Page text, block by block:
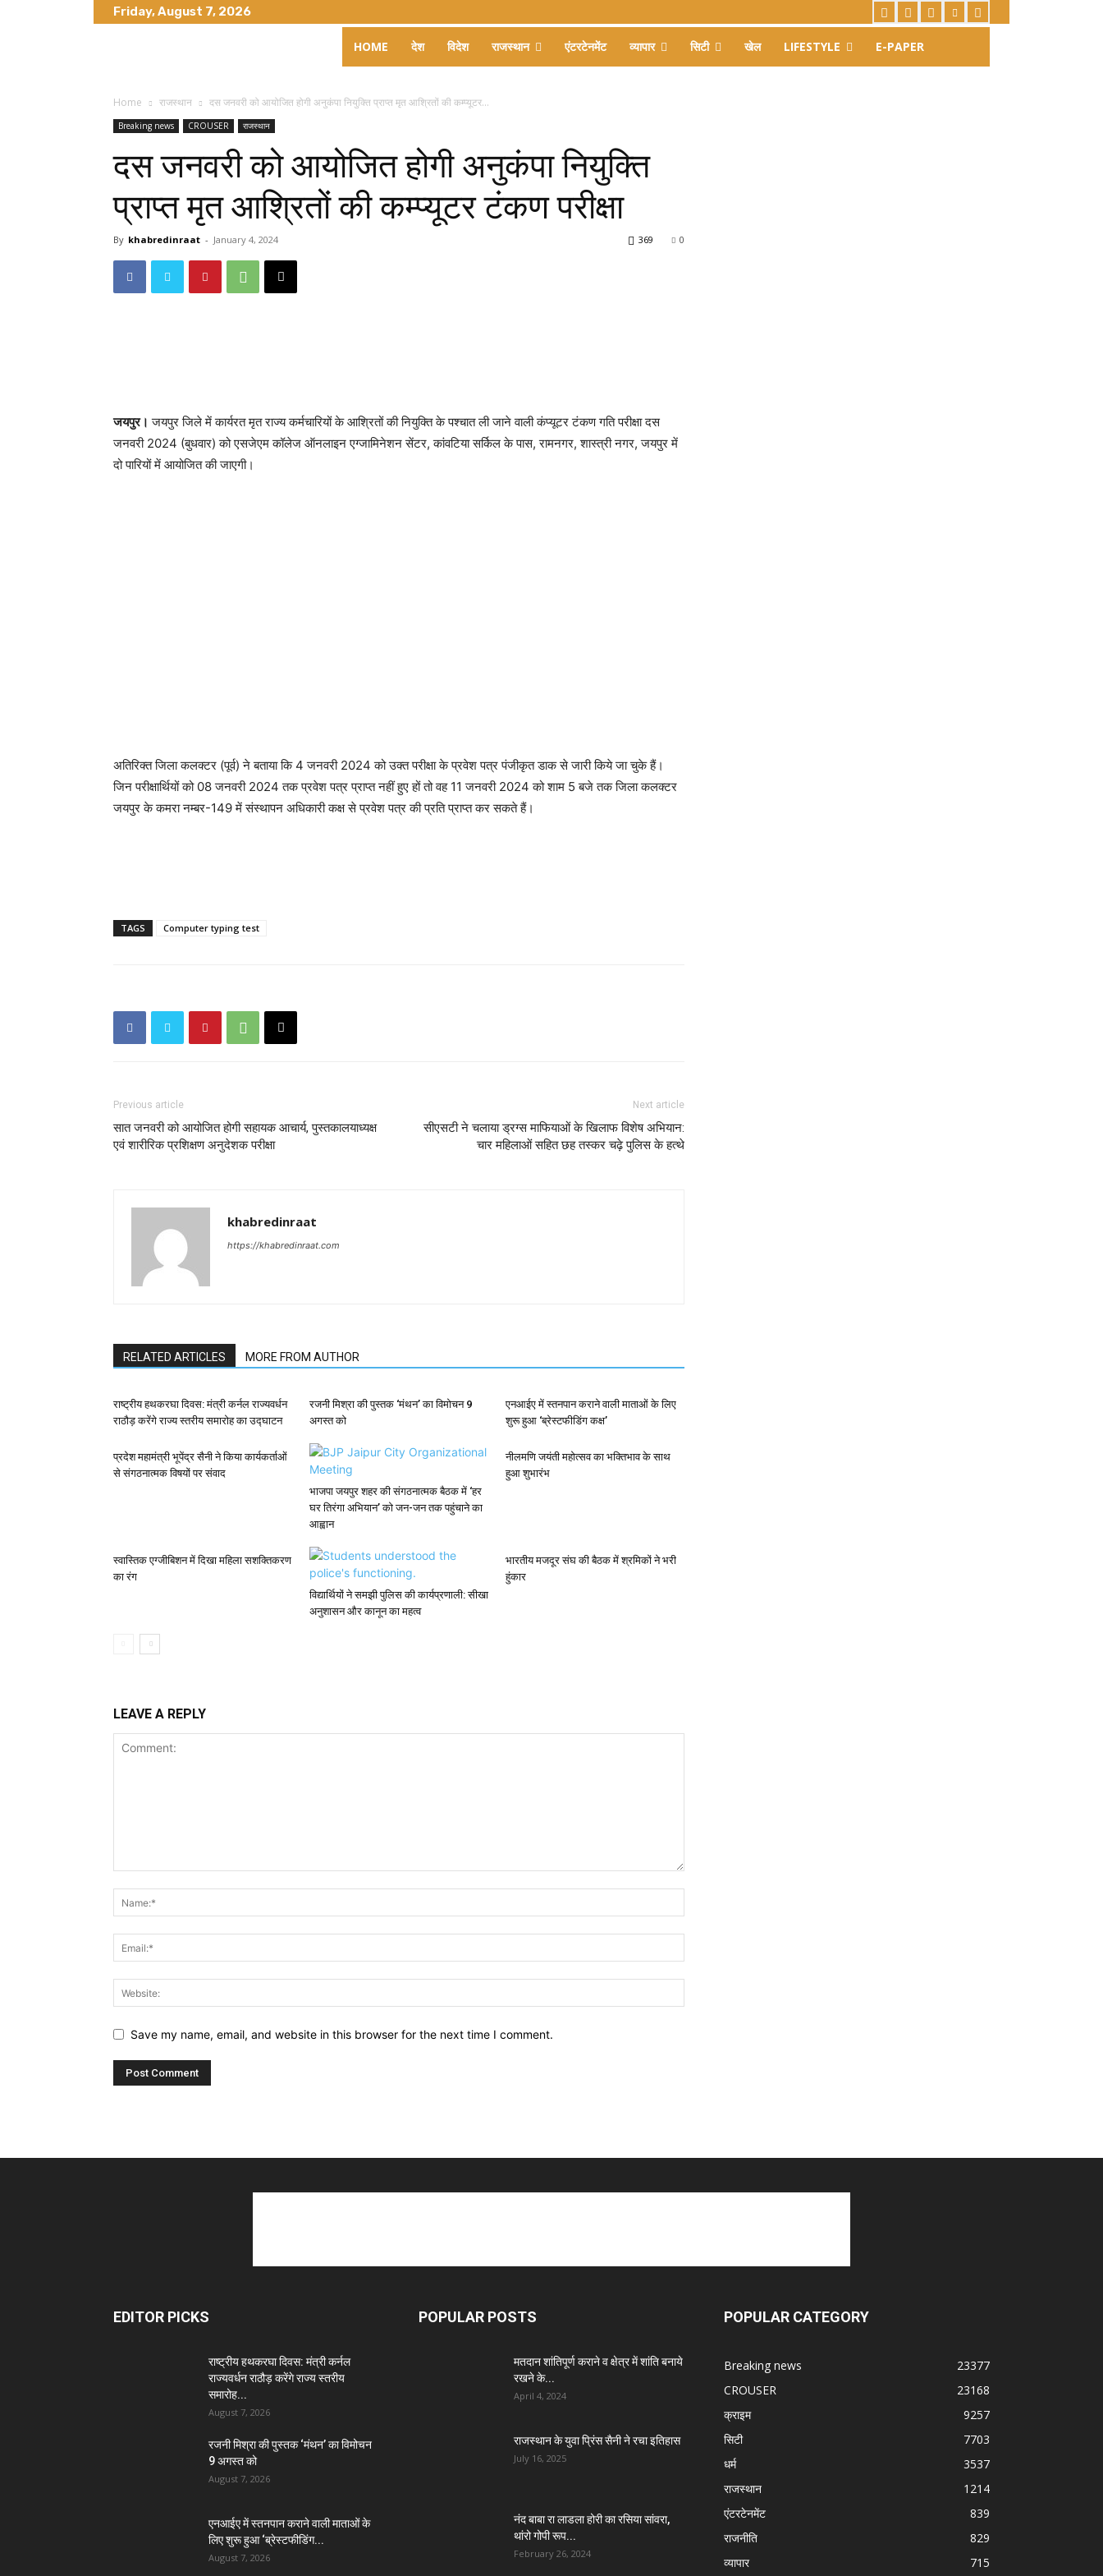
Friday, August 7, 2026
HOME देश विदेश राजस्थान एंटरटेनमेंट व्यापार सिटी खेल LIFESTYLE E-PAPER
Home राजस्थान दस जनवरी को आयोजित होगी अनुकंपा नियुक्ति प्राप्त मृत आश्रितों की कम्प्यूटर...
Breaking news CROUSER राजस्थान
दस जनवरी को आयोजित होगी अनुकंपा नियुक्ति
प्राप्त मृत आश्रितों की कम्प्यूटर टंकण परीक्षा
By khabredinraat - January 4, 2024 0
369
जयपुर। जयपुर जिले में कार्यरत मृत राज्य कर्मचारियों के आश्रितों की नियुक्ति के पश्चात ली जाने वाली कंप्यूटर टंकण गति परीक्षा दस
जनवरी 2024 (बुधवार) को एसजेएम कॉलेज ऑनलाइन एग्जामिनेशन सेंटर, कांवटिया सर्किल के पास, रामनगर, शास्त्री नगर, जयपुर में
दो पारियों में आयोजित की जाएगी।
अतिरिक्त जिला कलक्टर (पूर्व) ने बताया कि 4 जनवरी 2024 को उक्त परीक्षा के प्रवेश पत्र पंजीकृत डाक से जारी किये जा चुके हैं।
जिन परीक्षार्थियों को 08 जनवरी 2024 तक प्रवेश पत्र प्राप्त नहीं हुए हों तो वह 11 जनवरी 2024 को शाम 5 बजे तक जिला कलक्टर
जयपुर के कमरा नम्बर-149 में संस्थापन अधिकारी कक्ष से प्रवेश पत्र की प्रति प्राप्त कर सकते हैं।
TAGS Computer typing test
Previous article
सात जनवरी को आयोजित होगी सहायक आचार्य, पुस्तकालयाध्यक्ष
एवं शारीरिक प्रशिक्षण अनुदेशक परीक्षा
Next article
सीएसटी ने चलाया ड्रग्स माफियाओं के खिलाफ विशेष अभियान:
चार महिलाओं सहित छह तस्कर चढ़े पुलिस के हत्थे
khabredinraat
https://khabredinraat.com
RELATED ARTICLES MORE FROM AUTHOR
राष्ट्रीय हथकरघा दिवस: मंत्री कर्नल राज्यवर्धन
राठौड़ करेंगे राज्य स्तरीय समारोह का उद्घाटन
रजनी मिश्रा की पुस्तक ‘मंथन’ का विमोचन 9
अगस्त को
एनआईए में स्तनपान कराने वाली माताओं के लिए
शुरू हुआ ‘ब्रेस्टफीडिंग कक्ष’
प्रदेश महामंत्री भूपेंद्र सैनी ने किया कार्यकर्ताओं
से संगठनात्मक विषयों पर संवाद
भाजपा जयपुर शहर की संगठनात्मक बैठक में ‘हर
घर तिरंगा अभियान’ को जन-जन तक पहुंचाने का
आह्वान
नीलमणि जयंती महोत्सव का भक्तिभाव के साथ
हुआ शुभारंभ
स्वास्तिक एग्जीबिशन में दिखा महिला सशक्तिकरण
का रंग
विद्यार्थियों ने समझी पुलिस की कार्यप्रणाली: सीखा
अनुशासन और कानून का महत्व
भारतीय मजदूर संघ की बैठक में श्रमिकों ने भरी
हुंकार
LEAVE A REPLY
Save my name, email, and website in this browser for the next time I comment.
EDITOR PICKS
राष्ट्रीय हथकरघा दिवस: मंत्री कर्नल
राज्यवर्धन राठौड़ करेंगे राज्य स्तरीय
समारोह...
August 7, 2026
रजनी मिश्रा की पुस्तक ‘मंथन’ का विमोचन
9 अगस्त को
August 7, 2026
एनआईए में स्तनपान कराने वाली माताओं के
लिए शुरू हुआ ‘ब्रेस्टफीडिंग...
August 7, 2026
POPULAR POSTS
मतदान शांतिपूर्ण कराने व क्षेत्र में शांति बनाये
रखने के...
April 4, 2024
राजस्थान के युवा प्रिंस सैनी ने रचा इतिहास
July 16, 2025
नंद बाबा रा लाडला होरी का रसिया सांवरा,
थांरो गोपी रूप...
February 26, 2024
POPULAR CATEGORY
Breaking news
23377
CROUSER
23168
क्राइम
9257
सिटी
7703
धर्म
3537
राजस्थान
1214
एंटरटेनमेंट
839
राजनीति
829
व्यापार
715